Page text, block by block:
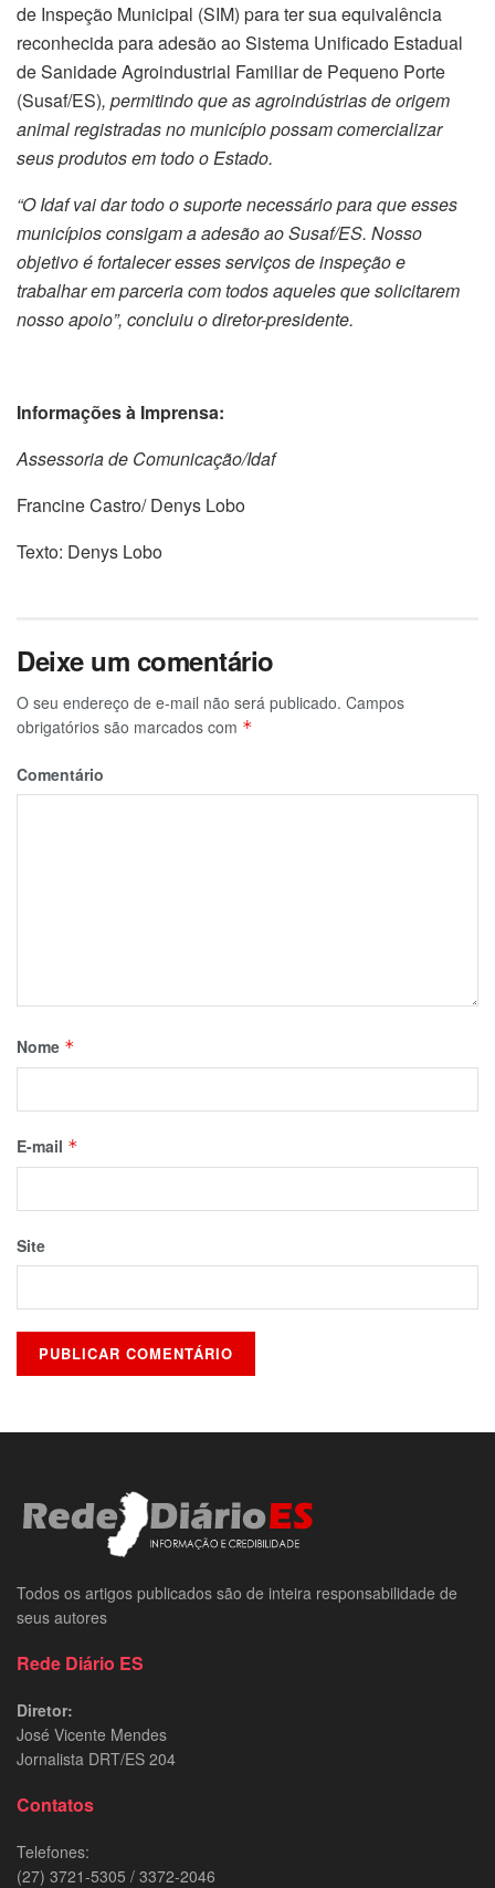
de Inspeção Municipal (SIM) para ter sua equivalência
reconhecida para adesão ao Sistema Unificado Estadual
de Sanidade Agroindustrial Familiar de Pequeno Porte
(Susaf/ES), permitindo que as agroindústrias de origem
animal registradas no município possam comercializar
seus produtos em todo o Estado.
“O Idaf vai dar todo o suporte necessário para que esses
municípios consigam a adesão ao Susaf/ES. Nosso
objetivo é fortalecer esses serviços de inspeção e
trabalhar em parceria com todos aqueles que solicitarem
nosso apoio”, concluiu o diretor-presidente.
Informações à Imprensa:
Assessoria de Comunicação/Idaf
Francine Castro/ Denys Lobo
Texto: Denys Lobo
Deixe um comentário
O seu endereço de e-mail não será publicado. Campos
obrigatórios são marcados com *
Comentário
Nome *
E-mail *
Site
Todos os artigos publicados são de inteira responsabilidade de
seus autores
Rede Diário ES
Diretor:
José Vicente Mendes
Jornalista DRT/ES 204
Contatos
Telefones:
(27) 3721-5305 / 3372-2046